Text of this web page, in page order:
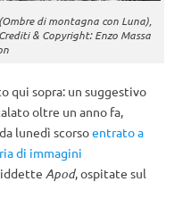
di montagna con Luna),
& Copyright: Enzo Massa
qui sopra: un suggestivo
oltre un anno fa,
lunedì scorsoentrato a
di immagini
Apod, ospitate sul